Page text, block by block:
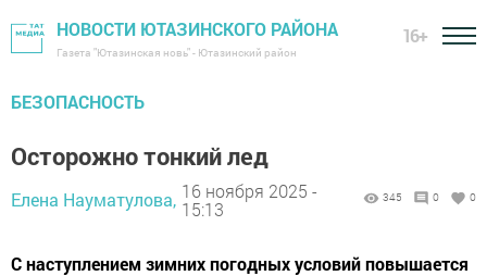
НОВОСТИ ЮТАЗИНСКОГО РАЙОНА
Газета "Ютазинская новь" - Ютазинский район
16+
БЕЗОПАСНОСТЬ
Осторожно тонкий лед
Елена Науматулова, 16 ноября 2025 -
15:13
345 0 0
С наступлением зимних погодных условий повышается